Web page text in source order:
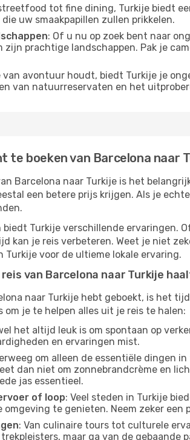
tot fine dining, Turkije biedt
uw smaakpapillen zullen prikkelen.
: Of u nu op zoek bent naar
zijn prachtige landschappen. Pak je
van avontuur houdt, biedt Turkije je
van natuurreservaten en het
te boeken van Barcelona naar
Barcelona naar Turkije is het
een betere prijs krijgen. Als je
Turkije verschillende ervaringen.
kan je reis verbeteren. Weet je niet
voor de ultieme lokale ervaring.
van Barcelona naar Turkije
naar Turkije hebt geboekt, is het
om je te helpen alles uit je reis te halen:
het altijd leuk is om spontaan op
en ervaringen mist.
om alleen de essentiële dingen
dan niet om zonnebrandcrème en
jas essentieel.
of loop: Veel steden in Turkije
omgeving te genieten. Neem zeker een
: Van culinaire tours tot culturele
maar ga van de gebaande